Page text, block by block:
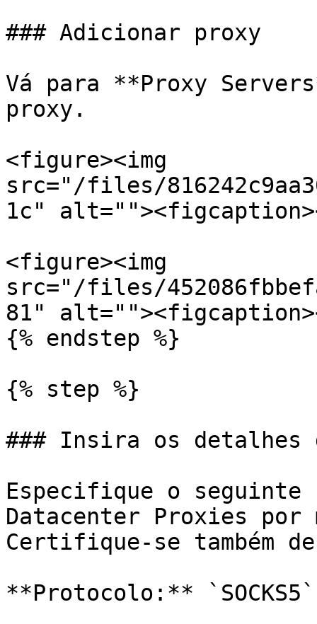
### Adicionar proxy
Vá para **Proxy
proxy.
<figure><img
src="/files/
1c"
<figure><img
src="/files/
81"
{% endstep %}
{% step %}
### Insira os detalhes
Especifique o seguinte
Datacenter Proxies por
Certifique-se também
**Protocolo:** `SOCKS5`